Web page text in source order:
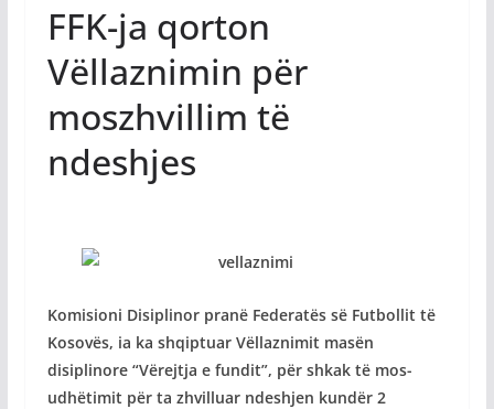
FFK-ja qorton
Vëllaznimin për
moszhvillim të
ndeshjes
Komisioni Disiplinor pranë Federatës së Futbollit të
Kosovës, ia ka shqiptuar Vëllaznimit masën
disiplinore “Vërejtja e fundit”, për shkak të mos-
udhëtimit për ta zhvilluar ndeshjen kundër 2